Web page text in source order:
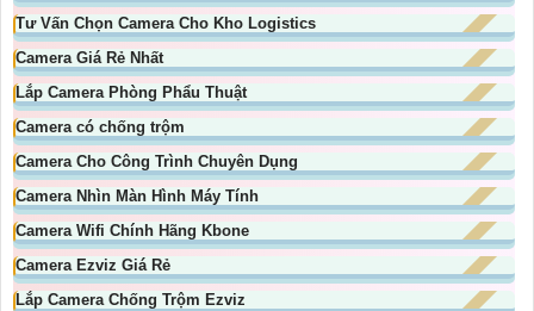
Tư Vấn Chọn Camera Cho Kho Logistics
Camera Giá Rẻ Nhất
Lắp Camera Phòng Phẩu Thuật
Camera có chống trộm
Camera Cho Công Trình Chuyên Dụng
Camera Nhìn Màn Hình Máy Tính
Camera Wifi Chính Hãng Kbone
Camera Ezviz Giá Rẻ
Lắp Camera Chống Trộm Ezviz